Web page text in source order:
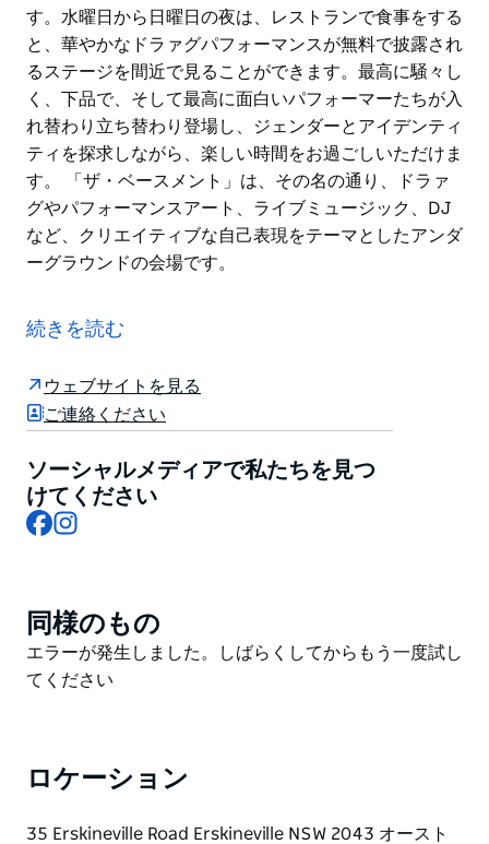
す。水曜日から日曜日の夜は、レストランで食事をする
と、華やかなドラァグパフォーマンスが無料で披露され
るステージを間近で見ることができます。最高に騒々し
く、下品で、そして最高に面白いパフォーマーたちが入
れ替わり立ち替わり登場し、ジェンダーとアイデンティ
ティを探求しながら、楽しい時間をお過ごしいただけま
す。 「ザ・ベースメント」は、その名の通り、ドラァ
グやパフォーマンスアート、ライブミュージック、DJ
など、クリエイティブな自己表現をテーマとしたアンダ
ーグラウンドの会場です。
インナーウェストのLGBTQIA+コミュニティの中心地で
あり、2018年に新しいオーナーと新しい装いでリニュ
砂漠の女王プリシラにちなんで名付けられた「プリシラ
も、1993年に映画の一部がここで撮影されました）、
最大の目玉はドラッグ＆ダインです。水曜日から日曜日
の夜は、レストランで食事をすると、華やかなドラァグ
場し、ジェンダーとアイデンティティを探求しながら、
楽しい時間をお過ごしいただけます。
「ザ・ベースメント」は、その名の通り、ドラァグやパ
ウンドの会場です。
続きを読む
ウェブサイトを見る
ご連絡ください
ソーシャルメディアで私たちを見つ
けてください
Facebook
Product
List
同様のもの
Product
List
エラーが発生しました。しばらくしてからもう一度試し
てください
ロケーション
35 Erskineville Road Erskineville NSW 2043 オースト